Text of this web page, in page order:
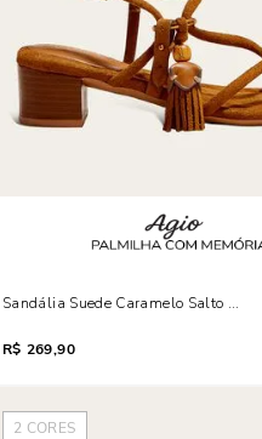
Sandália Suede Caramelo Salto
R$ 269,90
2 CORES